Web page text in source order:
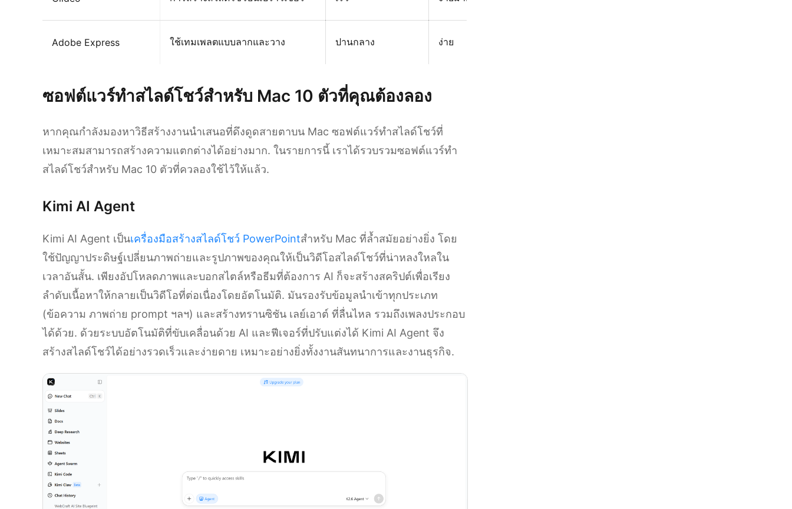
Adobe Express ใช้เทมเพลตแบบลากและวาง ปานกลาง ง่าย
ซอฟต์แวร์ทำสไลด์โชว์สำหรับ Mac 10 ตัวที่คุณต้องลอง
หากคุณกำลังมองหาวิธีสร้างงานนำเสนอที่ดึงดูดสายตาบน Mac ซอฟต์แวร์ทำสไลด์โชว์ที่
เหมาะสมสามารถสร้างความแตกต่างได้อย่างมาก. ในรายการนี้ เราได้รวบรวมซอฟต์แวร์ทำ
สไลด์โชว์สำหรับ Mac 10 ตัวที่ควลองใช้ไว้ให้แล้ว.
Kimi AI Agent
Kimi AI Agent เป็นเครื่องมือสร้างสไลด์โชว์ PowerPointสำหรับ Mac ที่ล้ำสมัยอย่างยิ่ง โดย
ใช้ปัญญาประดิษฐ์เปลี่ยนภาพถ่ายและรูปภาพของคุณให้เป็นวิดีโอสไลด์โชว์ที่น่าหลงใหลใน
เวลาอันสั้น. เพียงอัปโหลดภาพและบอกสไตล์หรือธีมที่ต้องการ AI ก็จะสร้างสคริปต์เพื่อเรียง
ลำดับเนื้อหาให้กลายเป็นวิดีโอที่ต่อเนื่องโดยอัตโนมัติ. มันรองรับข้อมูลนำเข้าทุกประเภท
(ข้อความ ภาพถ่าย prompt ฯลฯ) และสร้างทรานซิชัน เลย์เอาต์ ที่ลื่นไหล รวมถึงเพลงประกอบ
ได้ด้วย. ด้วยระบบอัตโนมัติที่ขับเคลื่อนด้วย AI และฟีเจอร์ที่ปรับแต่งได้ Kimi AI Agent จึง
สร้างสไลด์โชว์ได้อย่างรวดเร็วและง่ายดาย เหมาะอย่างยิ่งทั้งงานสันทนาการและงานธุรกิจ.